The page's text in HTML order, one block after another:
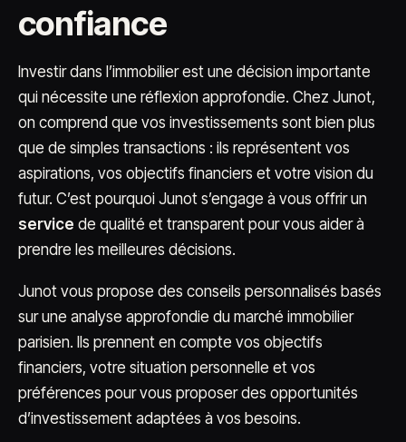
confiance
Investir dans l’immobilier est une décision importante
qui nécessite une réflexion approfondie. Chez Junot,
on comprend que vos investissements sont bien plus
que de simples transactions : ils représentent vos
aspirations, vos objectifs financiers et votre vision du
futur. C’est pourquoi Junot s’engage à vous offrir un
service de qualité et transparent pour vous aider à
prendre les meilleures décisions.
Junot vous propose des conseils personnalisés basés
sur une analyse approfondie du marché immobilier
parisien. Ils prennent en compte vos objectifs
financiers, votre situation personnelle et vos
préférences pour vous proposer des opportunités
d’investissement adaptées à vos besoins.